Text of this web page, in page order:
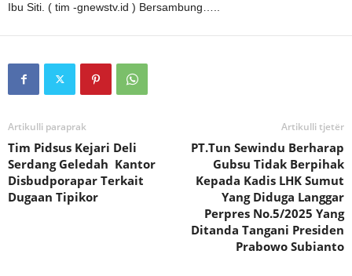
Ibu Siti. ( tim -gnewstv.id ) Bersambung…..
Artikulli paraprak
Tim Pidsus Kejari Deli
Serdang Geledah Kantor
Disbudporapar Terkait
Dugaan Tipikor
Artikulli tjetër
PT.Tun Sewindu Berharap
Gubsu Tidak Berpihak
Kepada Kadis LHK Sumut
Yang Diduga Langgar
Perpres No.5/2025 Yang
Ditanda Tangani Presiden
Prabowo Subianto